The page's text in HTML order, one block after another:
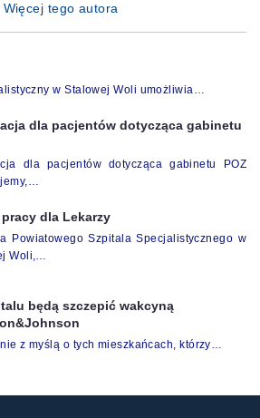
Więcej tego autora
w Stalowej Woli umożliwia…
dla pacjentów dotycząca gabinetu
dla pacjentów dotycząca gabinetu POZ
dla Lekarzy
Powiatowego Szpitala Specjalistycznego w
Woli,…
będą szczepić wakcyną
z myślą o tych mieszkańcach, którzy…